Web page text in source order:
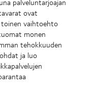
palveluntarjoajan
ovat
toinen vaihtoehto
monen
tehokkuuden
ja luo